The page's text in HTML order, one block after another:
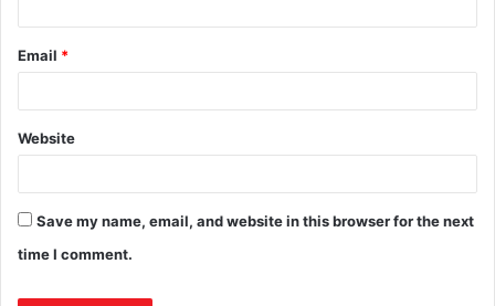
Email *
Website
Save my name, email, and website in this browser for the next
time I comment.